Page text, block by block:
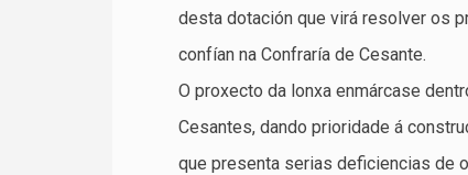
desta dotación que virá resolver os
confían na Confraría de Cesante.
O proxecto da lonxa enmárcase
Cesantes, dando prioridade á
que presenta serias deficiencias de